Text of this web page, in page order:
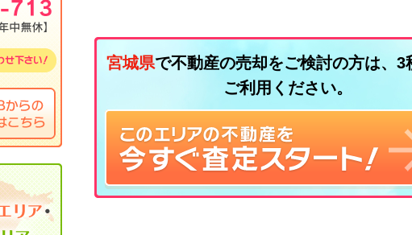
宮城県で不動産の売却をご検討の方は、3
ご利用ください。